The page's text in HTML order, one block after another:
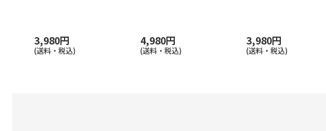
3,980円
(送料・税込)
4,980円
(送料・税込)
3,980円
(送料・税込)